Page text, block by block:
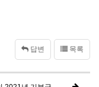
답변 목록